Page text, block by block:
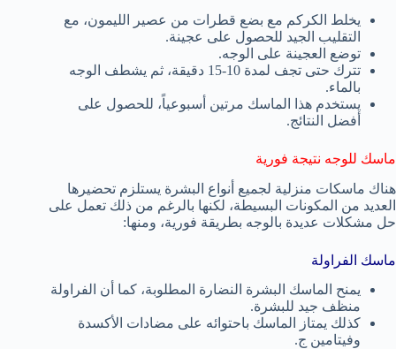
يخلط الكركم مع بضع قطرات من عصير الليمون، مع
التقليب الجيد للحصول على عجينة.
توضع العجينة على الوجه.
تترك حتى تجف لمدة 10-15 دقيقة، ثم يشطف الوجه
بالماء.
يستخدم هذا الماسك مرتين أسبوعياً، للحصول على
أفضل النتائج.
ماسك للوجه نتيجة فورية
هناك ماسكات منزلية لجميع أنواع البشرة يستلزم تحضيرها
العديد من المكونات البسيطة، لكنها بالرغم من ذلك تعمل على
حل مشكلات عديدة بالوجه بطريقة فورية، ومنها:
ماسك الفراولة
يمنح الماسك البشرة النضارة المطلوبة، كما أن الفراولة
منظف جيد للبشرة.
كذلك يمتاز الماسك باحتوائه على مضادات الأكسدة
وفيتامين ج.